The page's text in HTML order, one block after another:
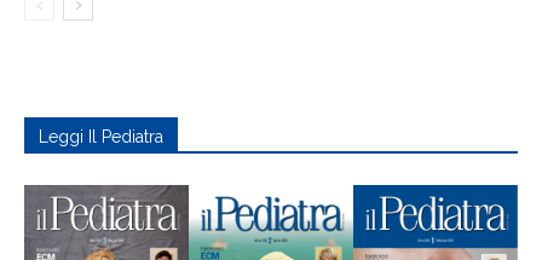
Leggi Il Pediatra